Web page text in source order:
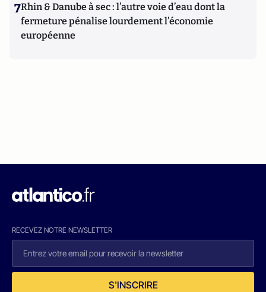
7Rhin & Danube à sec : l’autre voie d’eau dont la
fermeture pénalise lourdement l’économie
européenne
RECEVEZ NOTRE NEWSLETTER
S'INSCRIRE